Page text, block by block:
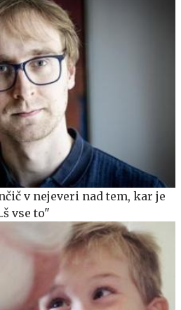
v nejeveri nad tem, kar je
vse to"